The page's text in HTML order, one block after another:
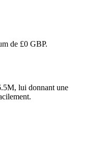
de £0 GBP.
lui donnant une